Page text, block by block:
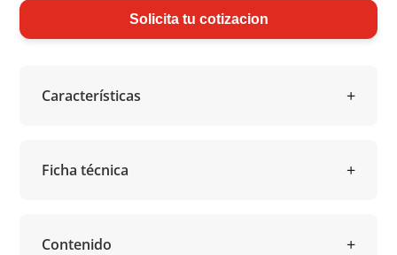
Solicita tu cotizacion
Características
Ficha técnica
Contenido